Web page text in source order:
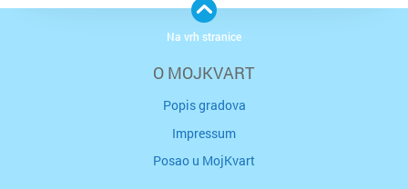
O MOJKVART
Popis gradova
Impressum
Posao u MojKvart
Na vrh stranice